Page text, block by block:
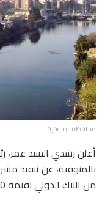
محافظة المنوفية
أعلن رشدي السيد
بالمنوفية، عن تنفيذ
من البنك الدولي بقيمة 700 مليون جنيه خلال العام المالي الحالي.